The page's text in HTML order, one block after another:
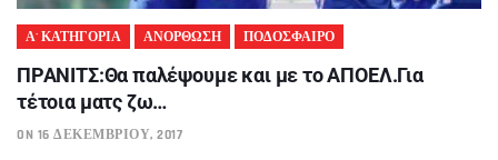
Α' ΚΑΤΗΓΟΡΙΑ ΑΝΟΡΘΩΣΗ ΠΟΔΟΣΦΑΙΡΟ
ΠΡΑΝΙΤΣ:Θα παλέψουμε και με το ΑΠΟΕΛ.Για
τέτοια ματς ζω…
ON 16 ΔΕΚΕΜΒΡΊΟΥ, 2017